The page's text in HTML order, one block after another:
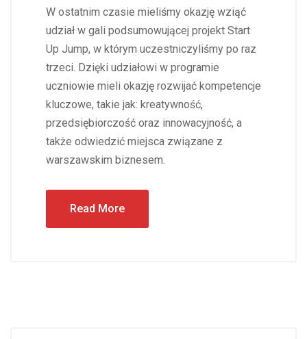
W ostatnim czasie mieliśmy okazję wziąć
udział w gali podsumowującej projekt Start
Up Jump, w którym uczestniczyliśmy po raz
trzeci. Dzięki udziałowi w programie
uczniowie mieli okazję rozwijać kompetencje
kluczowe, takie jak: kreatywność,
przedsiębiorczość oraz innowacyjność, a
także odwiedzić miejsca związane z
warszawskim biznesem.
Read More